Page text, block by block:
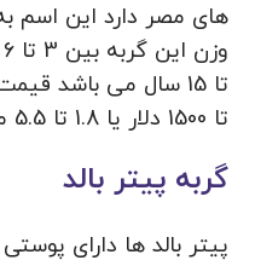
های مصر دارد این اسم
تا 1500 دلار یا 1.8 تا 5.5 میلیون تومان می باشد.
گربه پیتر بالد
پیتر بالد ها دارای